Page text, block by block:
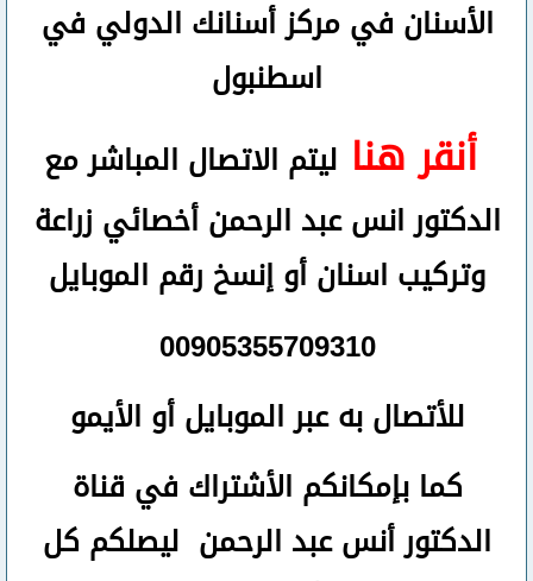
الأسنان في مركز أسنانك الدولي في
اسطنبول
أنقر هنا ليتم الاتصال المباشر مع
الدكتور انس عبد الرحمن أخصائي زراعة
وتركيب اسنانأوإنسخ رقم الموبايل
00905355709310
للأتصالبه عبر الموبايل أو الأيمو
كما بإمكانكم الأشتراك في قناة
الدكتور أنس عبد الرحمن ليصلكم كل